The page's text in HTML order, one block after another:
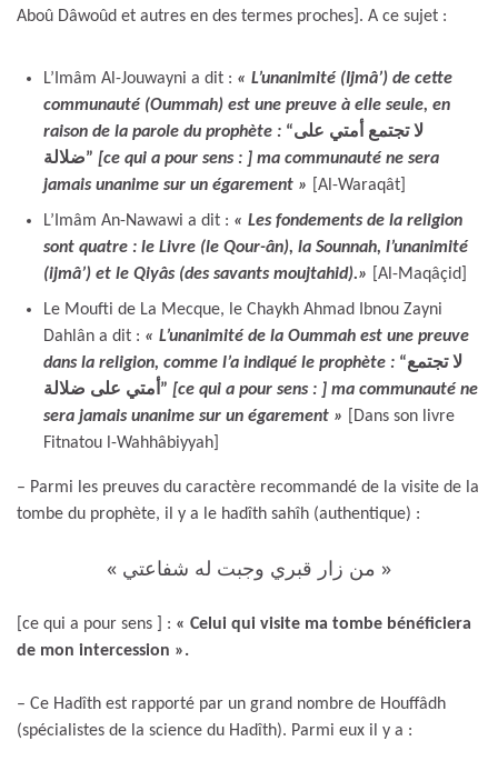
Aboû Dâwoûd et autres en des termes proches]. A ce sujet :
L’Imâm Al-Jouwayni a dit : « L’unanimité (Ijmâ’) de cette
communauté (Oummah) est une preuve à elle seule, en
raison de la parole du prophète : “لا تجتمع أمتي على
ضلالة” [ce qui a pour sens : ] ma communauté ne sera
jamais unanime sur un égarement »
[Al-Waraqât]
L’Imâm An-Nawawi a dit : « Les fondements de la religion
sont quatre : le Livre (le Qour-ân), la Sounnah, l’unanimité
(ijmâ’) et le Qiyâs (des savants moujtahid).»
[Al-Maqâçid]
Le Moufti de La Mecque, le Chaykh Ahmad Ibnou Zayni
Dahlân a dit : « L’unanimité de la Oummah est une preuve
dans la religion, comme l’a indiqué le prophète : “لا تجتمع
أمتي على ضلالة” [ce qui a pour sens : ] ma communauté ne
sera jamais unanime sur un égarement »
[Dans son livre
Fitnatou l-Wahhâbiyyah]
– Parmi les preuves du caractère recommandé de la visite de la
tombe du prophète, il y a le hadîth sahîh (authentique) :
« من زار قبري وجبت له شفاعتي »
[ce qui a pour sens ] : « Celui qui visite ma tombe bénéficiera
de mon intercession ».
– Ce Hadîth est rapporté par un grand nombre de Houffâdh
(spécialistes de la science du Hadîth). Parmi eux il y a :